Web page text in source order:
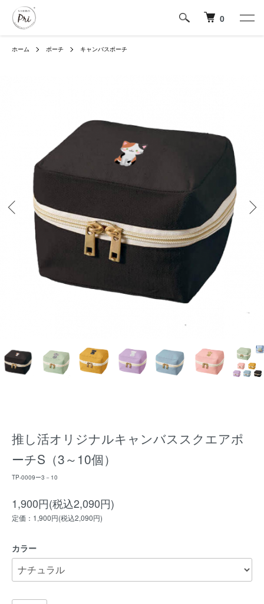
0
ホーム ポーチ キャンバスポーチ
推し活オリジナルキャンバススクエアポ
ーチS（3～10個）
TP-0009ー3－10
1,900円(税込2,090円)
定価：1,900円(税込2,090円)
カラー